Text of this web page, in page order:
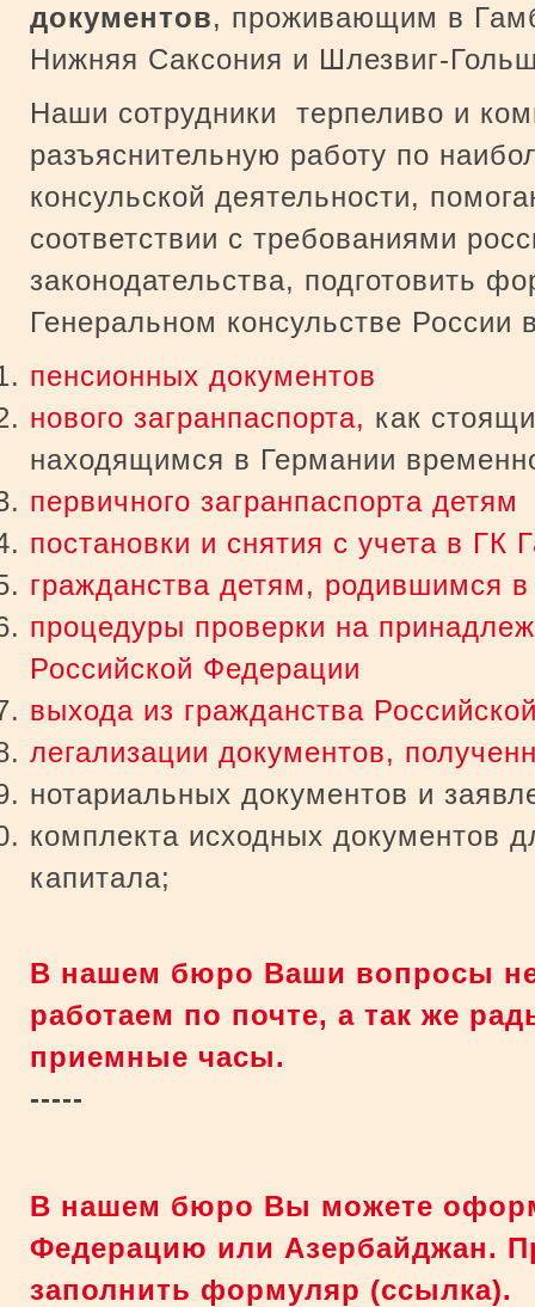
документов, проживающим в
Нижняя Саксония и Шлезвиг-
Наши сотрудники терпеливо и
разъяснительную работу по
консульской деятельности,
соответствии с требованиями
законодательства, подготовить
Генеральном консульстве России
пенсионных документов
нового загранпаспорта, как
находящимся в Германии
первичного загранпаспорта детям
постановки и снятия с учета в ГК
гражданства детям, родившимся
процедуры проверки на
Российской Федерации
выхода из гражданства
легализации документов,
нотариaльных документов и
комплекта исходных документов
капитала;
В нашем бюро Ваши вопросы не
работаем по почте, а так же
приемные часы.
-----
В нашем бюро Вы можете
Федерацию или Азербайджан.
заполнить формуляр (ссылка).